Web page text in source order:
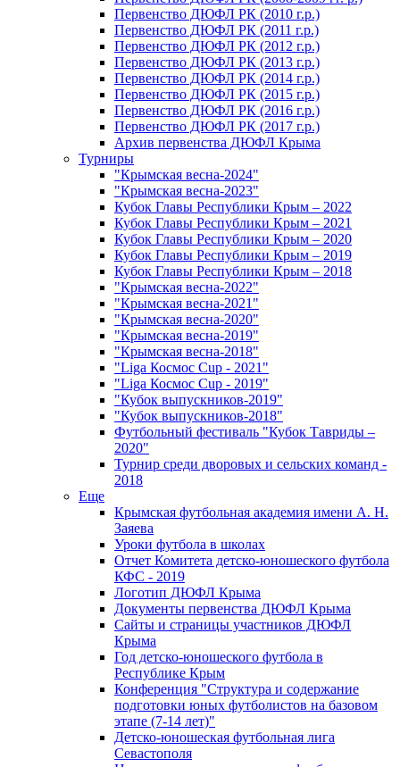
Первенство ДЮФЛ РК (2010 г.р.)
Первенство ДЮФЛ РК (2011 г.р.)
Первенство ДЮФЛ РК (2012 г.р.)
Первенство ДЮФЛ РК (2013 г.р.)
Первенство ДЮФЛ РК (2014 г.р.)
Первенство ДЮФЛ РК (2015 г.р.)
Первенство ДЮФЛ РК (2016 г.р.)
Первенство ДЮФЛ РК (2017 г.р.)
Архив первенства ДЮФЛ Крыма
Турниры
"Крымская весна-2024"
"Крымская весна-2023"
Кубок Главы Республики Крым – 2022
Кубок Главы Республики Крым – 2021
Кубок Главы Республики Крым – 2020
Кубок Главы Республики Крым – 2019
Кубок Главы Республики Крым – 2018
"Крымская весна-2022"
"Крымская весна-2021"
"Крымская весна-2020"
"Крымская весна-2019"
"Крымская весна-2018"
"Liga Космос Cup - 2021"
"Liga Космос Cup - 2019"
"Кубок выпускников-2019"
"Кубок выпускников-2018"
Футбольный фестиваль "Кубок Тавриды –
2020"
Турнир среди дворовых и сельских команд -
2018
Еще
Крымская футбольная академия имени А. Н.
Заяева
Уроки футбола в школах
Отчет Комитета детско-юношеского футбола
КФС - 2019
Логотип ДЮФЛ Крыма
Документы первенства ДЮФЛ Крыма
Сайты и страницы участников ДЮФЛ
Крыма
Год детско-юношеского футбола в
Республике Крым
Конференция "Структура и содержание
подготовки юных футболистов на базовом
этапе (7-14 лет)"
Детско-юношеская футбольная лига
Севастополя